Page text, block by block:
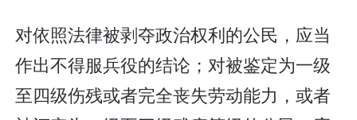
对依照法律被剥夺政治权利的公民，应当
作出不得服兵役的结论；对被鉴定为一级
至四级伤残或者完全丧失劳动能力，或者